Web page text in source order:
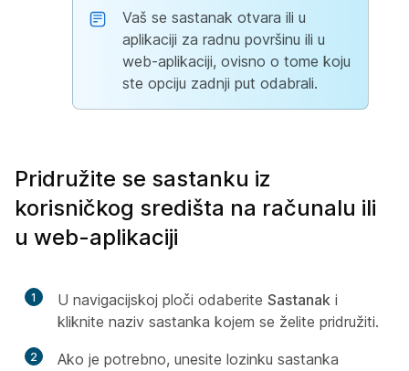
Vaš se sastanak otvara ili u
aplikaciji za radnu površinu ili u
web-aplikaciji, ovisno o tome koju
ste opciju zadnji put odabrali.
Pridružite se sastanku iz
korisničkog središta na računalu ili
u web-aplikaciji
1 U navigacijskoj ploči odaberite Sastanak i
kliknite naziv sastanka kojem se želite pridružiti.
2
Ako je potrebno, unesite lozinku sastanka